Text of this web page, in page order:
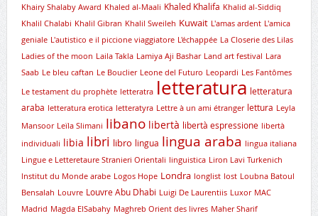
Khairy Shalaby Award Khaled al-Maali Khaled Khalifa Khalid al-Siddiq
Khalil Chalabi Khalil Gibran Khalil Sweileh Kuwait L'amas ardent L'amica
geniale L'autistico e il piccione viaggiatore L'échappée La Closerie des Lilas
Ladies of the moon Laila Takla Lamiya Aji Bashar Land art festival Lara
Saab Le bleu caftan Le Bouclier Leone del Futuro Leopardi Les Fantômes
Le testament du prophète letteratra letteratura letteratura
araba letteratura erotica letteratyra Lettre à un ami étranger lettura Leyla
Mansoor Leïla Slimani libano libertà libertà espressione libertà
individuali
libia libri libro lingua lingua araba lingua italiana
Lingue e Letteretaure Stranieri Orientali linguistica Liron Lavi Turkenich
lnstitut du Monde arabe Logos Hope Londra longlist lost Loubna Batoul
Bensalah Louvre Louvre Abu Dhabi Luigi De Laurentiis Luxor MAC
Madrid Magda ElSabahy Maghreb Orient des livres Maher Sharif